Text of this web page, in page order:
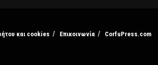
και cookies Επικοινωνία CorfuPress.com